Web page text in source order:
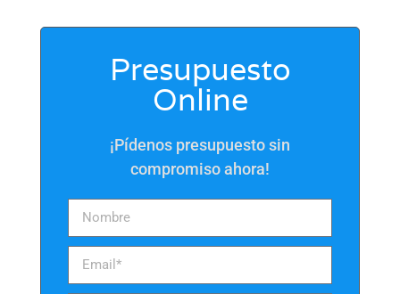
Presupuesto
Online
¡Pídenos presupuesto sin
compromiso ahora!